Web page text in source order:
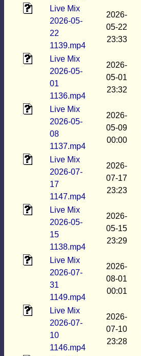
Live Mix
2026-05-
22
1139.mp4
2026-
05-22
23:33
Live Mix
2026-05-
01
1136.mp4
2026-
05-01
23:32
Live Mix
2026-05-
08
1137.mp4
2026-
05-09
00:00
Live Mix
2026-07-
17
1147.mp4
2026-
07-17
23:23
Live Mix
2026-05-
15
1138.mp4
2026-
05-15
23:29
Live Mix
2026-07-
31
1149.mp4
2026-
08-01
00:01
Live Mix
2026-07-
10
1146.mp4
2026-
07-10
23:28